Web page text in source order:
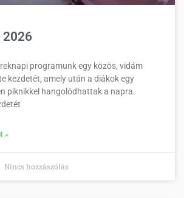
2026
programunk egy közös, vidám
kezdetét, amely után a diákok egy
piknikkel hangolódhattak a napra.
»
Nincs hozzászólás